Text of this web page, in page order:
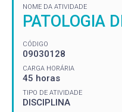
NOME DA ATIVIDADE
PATOLOGIA
CÓDIGO
09030128
CARGA HORÁRIA
45 horas
TIPO DE ATIVIDADE
DISCIPLINA